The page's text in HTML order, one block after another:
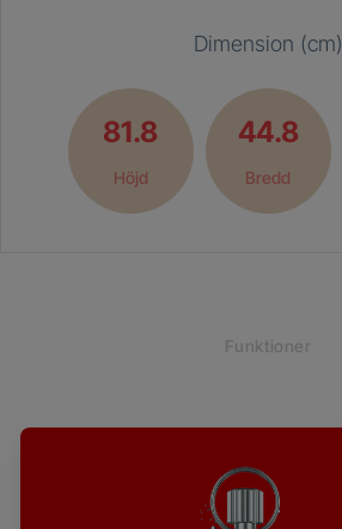
Dimension (cm)
81.8
Höjd
44.8
Bredd
Funktioner